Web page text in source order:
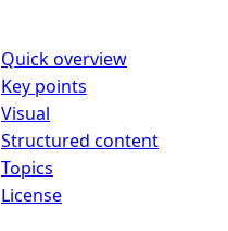
Quick overview
Key points
Visual
Structured content
Topics
License